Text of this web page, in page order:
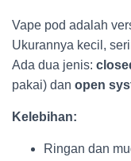
Vape pod adalah
Ukurannya kecil,
Ada dua jenis:
pakai) dan open
Kelebihan:
Ringan dan